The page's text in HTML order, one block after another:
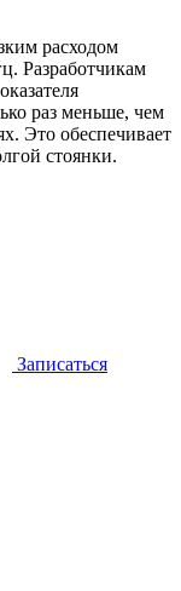
расходом
Разработчикам
раз меньше, чем
Это обеспечивает
стоянки.
Записаться